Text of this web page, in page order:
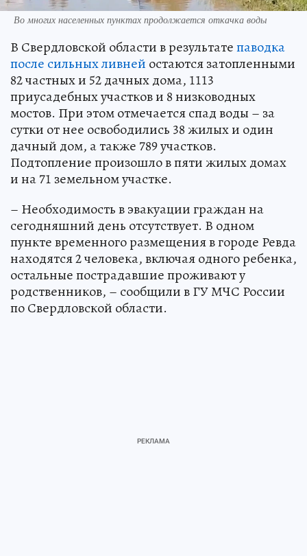
Во многих населенных пунктах продолжается откачка воды
В Свердловской области в результатепаводка
после сильных ливней остаются затопленными
82 частных и 52 дачных дома, 1113
приусадебных участков и 8 низководных
мостов. При этом отмечается спад воды – за
сутки от нее освободились 38 жилых и один
дачный дом, а также 789 участков.
Подтопление произошло в пяти жилых домах
и на 71 земельном участке.
– Необходимость в эвакуации граждан на
сегодняшний день отсутствует. В одном
пункте временного размещения в городе Ревда
находятся 2 человека, включая одного ребенка,
остальные пострадавшие проживают у
родственников, – сообщили в ГУ МЧС России
по Свердловской области.